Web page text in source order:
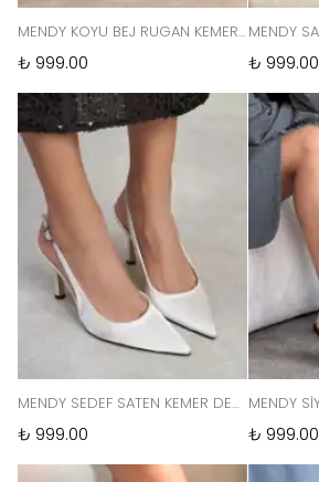
MENDY KOYU BEJ RUGAN KEMER DETAY SİVRİ BURUN KADIN TOPUKLU AYAKKABI
₺ 999.00 ₺ 999.00
MENDY SEDEF SATEN KEMER DETAY SİVRİ BURUN KADIN TOPUKLU AYAKKABI
₺ 999.00 ₺ 999.00